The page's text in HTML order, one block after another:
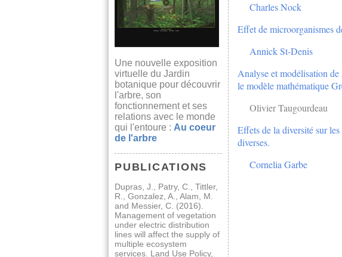
Une nouvelle exposition
virtuelle du Jardin
botanique pour découvrir
l'arbre, son
fonctionnement et ses
relations avec le monde
qui l'entoure : Au coeur
de l'arbre
PUBLICATIONS
Dupras, J., Patry, C., Tittler,
R., Gonzalez, A., Alam, M.
and Messier, C. (2016).
Management of vegetation
under electric distribution
lines will affect the supply of
multiple ecosystem
services. Land Use Policy,
Charles Nock
Effet de microorganismes
Annick St-Denis
Analyse et modélisation
le modèle mathématique
Olivier Taugourdeau
Effets de la diversité sur
diverses.
Cornelia Garbe